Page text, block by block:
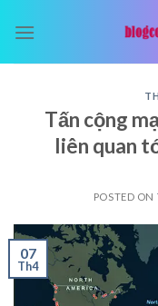
Tấn cộng
liên quan
POSTED ON
07
Th4